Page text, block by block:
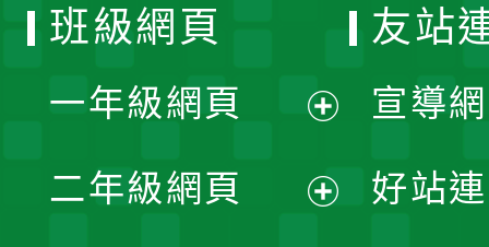
班級網頁
一年級網頁
開
二年級網頁
友站
宣導
好站